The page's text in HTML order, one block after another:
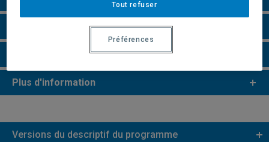
Remarques et règlements
Faire une demande d'admission
Plus d'information
Versions du descriptif du programme
Tout refuser
Préférences